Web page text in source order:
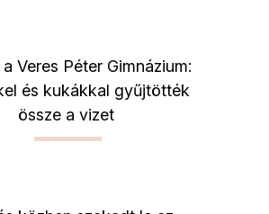
Veres Péter Gimnázium:
és kukákkal gyűjtötték
össze a vizet